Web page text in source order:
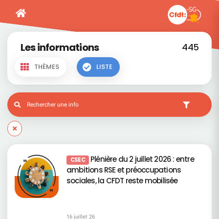
Les informations 445
THÈMES LISTE
CSEC Plénière du 2 juillet 2026 : entre
ambitions RSE et préoccupations
sociales, la CFDT reste mobilisée
16 juillet 26